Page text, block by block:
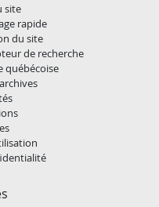
site
rapide
du site
de recherche
québécoise